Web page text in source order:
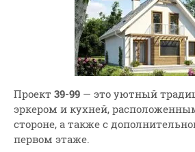
Проект 39-99 — это уютный
эркером и кухней,
стороне, а также с
первом этаже.